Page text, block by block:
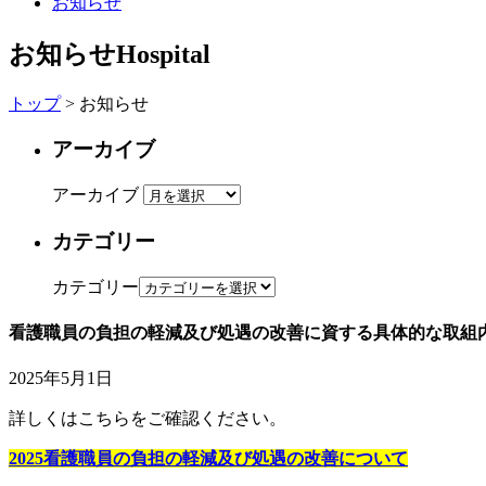
お知らせHospital
トップ> お知らせ
アーカイブ
アーカイブ
カテゴリー
カテゴリー
看護職員の負担の軽減及び処遇の改善に資する具体的な取組
2025年5月1日
詳しくはこちらをご確認ください。
2025看護職員の負担の軽減及び処遇の改善について